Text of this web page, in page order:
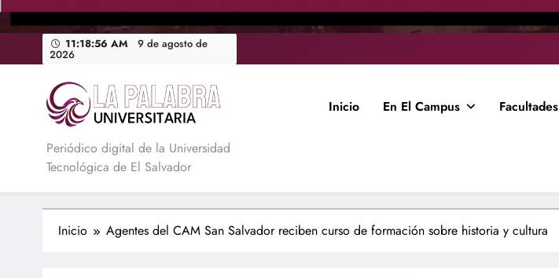
11:18:57 AM 9 de agosto de
2026
La Palabra Universitaria
Periódico digital de la Universidad
Tecnológica de El Salvador
Inicio En El Campus Facultades
Inicio Agentes del CAM San Salvador reciben curso de formación sobre historia y cultura